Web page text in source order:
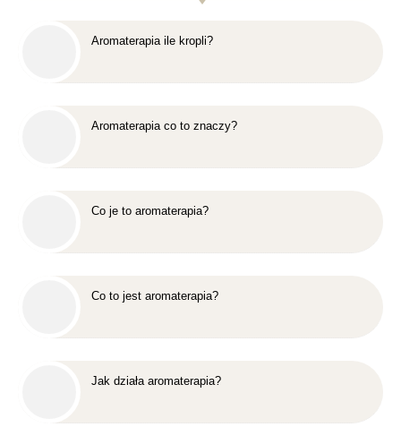
Aromaterapia ile kropli?
Aromaterapia co to znaczy?
Co je to aromaterapia?
Co to jest aromaterapia?
Jak działa aromaterapia?